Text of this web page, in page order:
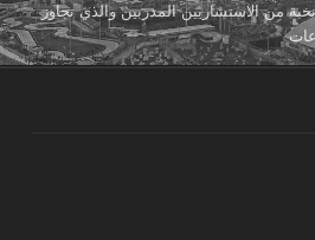
من الاستشاريين المدربين والذي تجاوز